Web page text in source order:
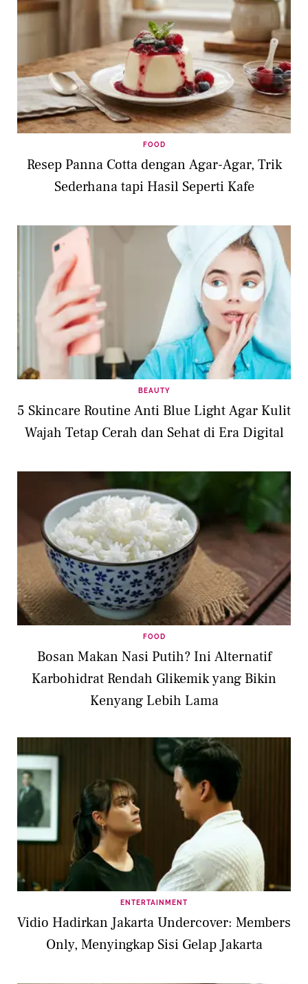
FOOD
Resep Panna Cotta dengan Agar-Agar, Trik
Sederhana tapi Hasil Seperti Kafe
BEAUTY
5 Skincare Routine Anti Blue Light Agar Kulit
Wajah Tetap Cerah dan Sehat di Era Digital
FOOD
Bosan Makan Nasi Putih? Ini Alternatif
Karbohidrat Rendah Glikemik yang Bikin
Kenyang Lebih Lama
ENTERTAINMENT
Vidio Hadirkan Jakarta Undercover: Members
Only, Menyingkap Sisi Gelap Jakarta